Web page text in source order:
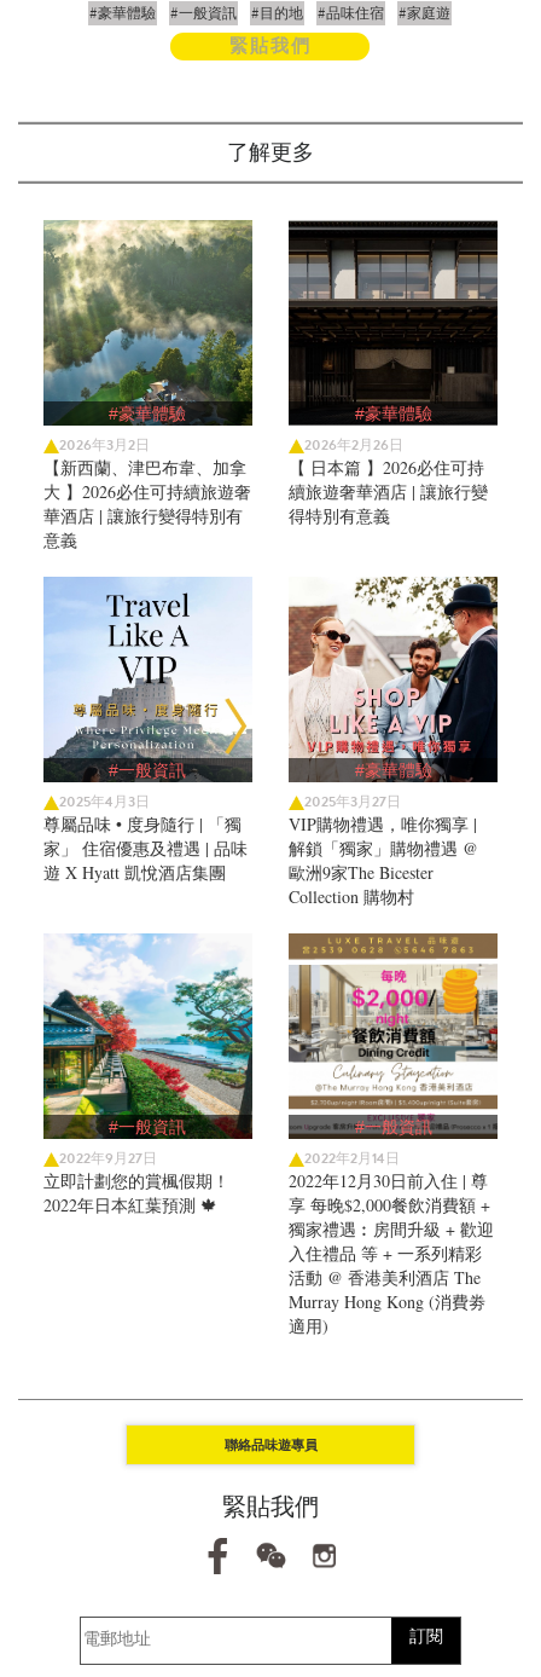
#豪華體驗 #一般資訊 #目的地 #品味住宿 #家庭遊
緊貼我們
了解更多
#豪華體驗
2026年3月2日
【新西蘭、津巴布韋、加拿
大 】2026必住可持續旅遊奢
華酒店 | 讓旅行變得特別有
意義
#豪華體驗
2026年2月26日
【 日本篇 】2026必住可持
續旅遊奢華酒店 | 讓旅行變
得特別有意義
#一般資訊
2025年4月3日
尊屬品味 • 度身隨行 | 「獨
家」 住宿優惠及禮遇 | 品味
遊 X Hyatt 凱悅酒店集團
#豪華體驗
2025年3月27日
VIP購物禮遇，唯你獨享 |
解鎖「獨家」購物禮遇 @
歐洲9家The Bicester
Collection 購物村
#一般資訊
2022年9月27日
立即計劃您的賞楓假期！
2022年日本紅葉預測 🍁
#一般資訊
2022年2月14日
2022年12月30日前入住 | 尊
享 每晚$2,000餐飲消費額 +
獨家禮遇︰房間升級 + 歡迎
入住禮品 等 + 一系列精彩
活動 @ 香港美利酒店 The
Murray Hong Kong (消費劵
適用)
聯絡品味遊專員
緊貼我們
訂閱